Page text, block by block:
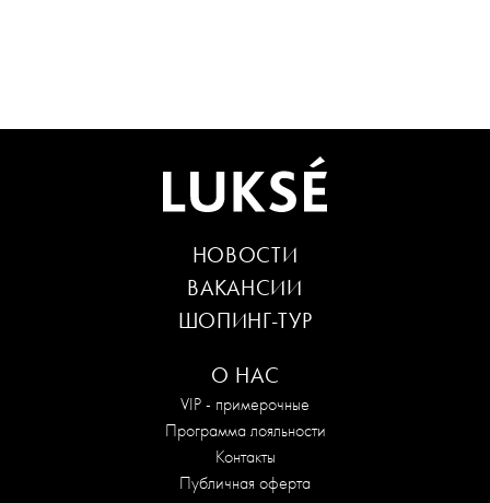
О НАС
VIP - примерочные
Программа лояльности
Контакты
Публичная оферта
НОВОСТИ
ВАКАНСИИ
ШОПИНГ-ТУР